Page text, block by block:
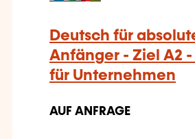
Deutsch für
Anfänger - Ziel A2 -
für Unternehmen
AUF ANFRAGE